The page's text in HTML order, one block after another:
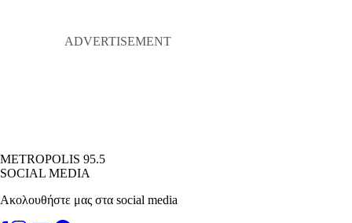
METROPOLIS 95.5
SOCIAL MEDIA
Ακολουθήστε μας στα social media